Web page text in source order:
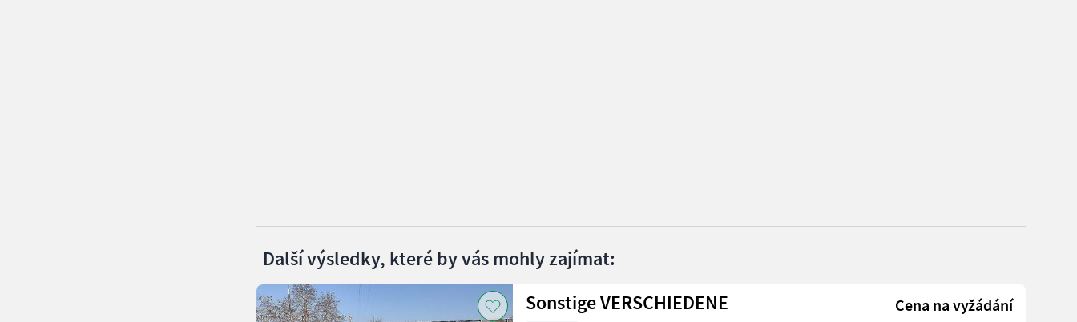
Další výsledky, které by vás mohly zajímat:
Sonstige VERSCHIEDENE Cena na vyžádání